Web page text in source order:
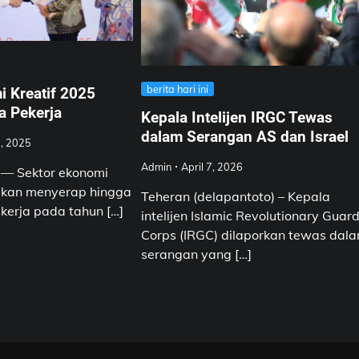
Kreatif 2025
Pekerja
2025
Sektor ekonomi
menyerap hingga
pada tahun […]
berita hari ini
Kepala Intelijen IRGC Tewas
dalam Serangan AS dan Israel
Admin April 7, 2026
Teheran (delapantoto) – Kepala
intelijen Islamic Revolutionary
Corps (IRGC) dilaporkan tewas
serangan yang […]